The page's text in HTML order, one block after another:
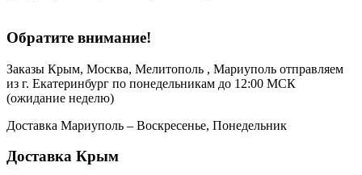
Обратите внимание!
Заказы Крым, Москва, Мелитополь , Мариуполь отправляем
из г. Екатеринбург по понедельникам до 12:00 МСК
(ожидание неделю)
Доставка Мариуполь – Воскресенье, Понедельник
Доставка Крым